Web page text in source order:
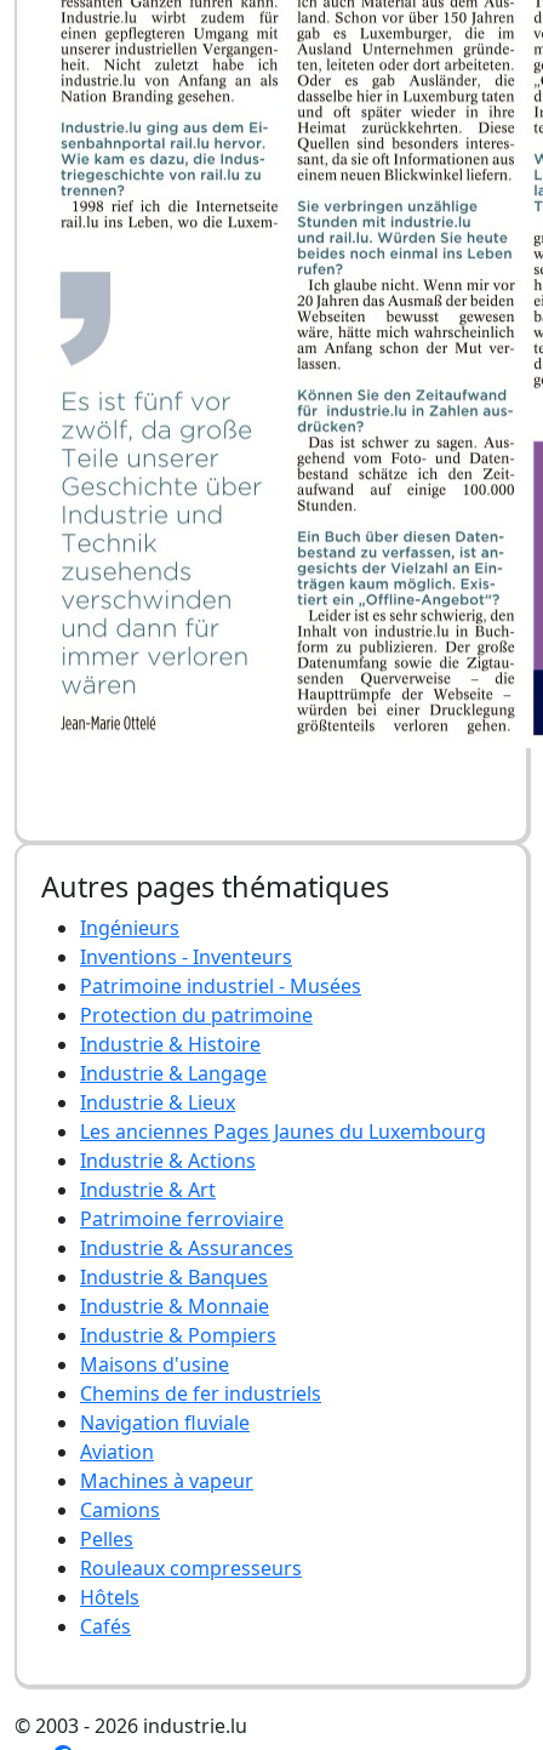
Autres pages thématiques
Ingénieurs
Inventions - Inventeurs
Patrimoine industriel - Musées
Protection du patrimoine
Industrie & Histoire
Industrie & Langage
Industrie & Lieux
Les anciennes Pages Jaunes du Luxembourg
Industrie & Actions
Industrie & Art
Patrimoine ferroviaire
Industrie & Assurances
Industrie & Banques
Industrie & Monnaie
Industrie & Pompiers
Maisons d'usine
Chemins de fer industriels
Navigation fluviale
Aviation
Machines à vapeur
Camions
Pelles
Rouleaux compresseurs
Hôtels
Cafés
© 2003 - 2026 industrie.lu